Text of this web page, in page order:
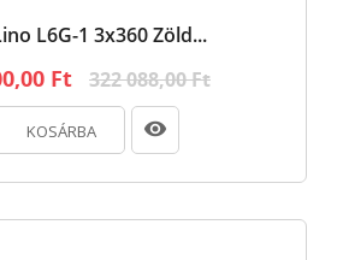
L6G-1 3x360 Zöld...
Ft 322 088,00 Ft
KOSÁRBA